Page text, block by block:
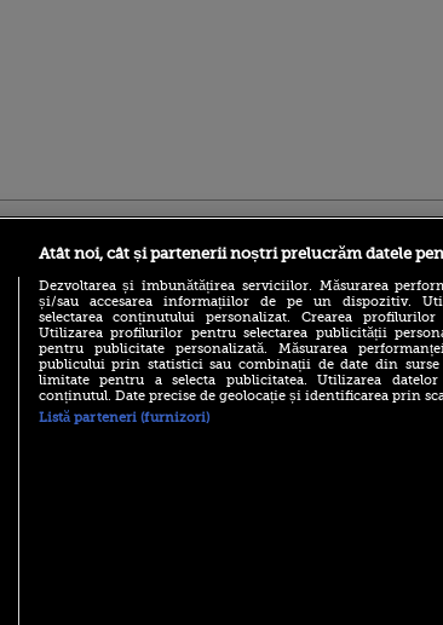
(P) Descoperă Lumea
Evenimentelor din România
Atât noi, cât și partenerii noștri prelucrăm datele
Dezvoltarea și îmbunătățirea serviciilor. Măsurarea
și/sau accesarea informațiilor de pe un dispozitiv.
selectarea conținutului personalizat. Crearea
Utilizarea profilurilor pentru selectarea publicității
pentru publicitate personalizată. Măsurarea
publicului prin statistici sau combinații de date din
limitate pentru a selecta publicitatea. Utilizarea
conținutul. Date precise de geolocație și identificarea prin
Listă parteneri (furnizori)